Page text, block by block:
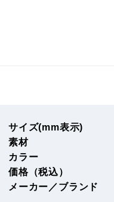
サイズ(mm表示)
素材
カラー
価格（税込）
メーカー／ブランド